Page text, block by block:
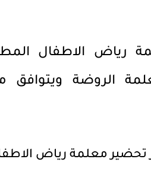
رياض الاطفال
الروضة ويتوافق
تحضير معلمة رياض